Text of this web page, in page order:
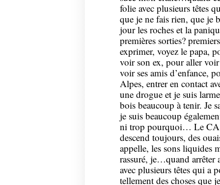
folie avec plusieurs têtes
que je ne fais rien, que
jour les roches et la
premières sorties?
exprimer, voyez le papa,
voir son ex, pour aller
voir ses amis d’enfance,
Alpes, entrer en contact
une drogue et je suis
bois beaucoup à tenir. Je
je suis beaucoup
ni trop pourquoi… Le CA
descend toujours, des
appelle, les sons liquides
rassuré, je…quand arrêter
avec plusieurs têtes qui a
tellement des choses que